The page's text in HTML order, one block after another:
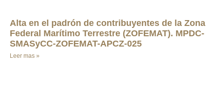
Alta en el padrón de contribuyentes de la Zona
Federal Marítimo Terrestre (ZOFEMAT). MPDC-
SMASyCC-ZOFEMAT-APCZ-025
Leer mas »